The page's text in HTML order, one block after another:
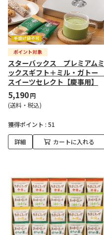
スターバックス プレミアムミ
ックスギフト＋ミル・ガトー
スイーツセレクト【慶事用】
5,190円
(送料・税込)
獲得ポイント : 51
詳細 カートに入れる